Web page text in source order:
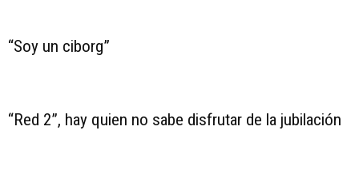
“Soy un ciborg”
“Red 2”, hay quien no sabe disfrutar de la jubilación